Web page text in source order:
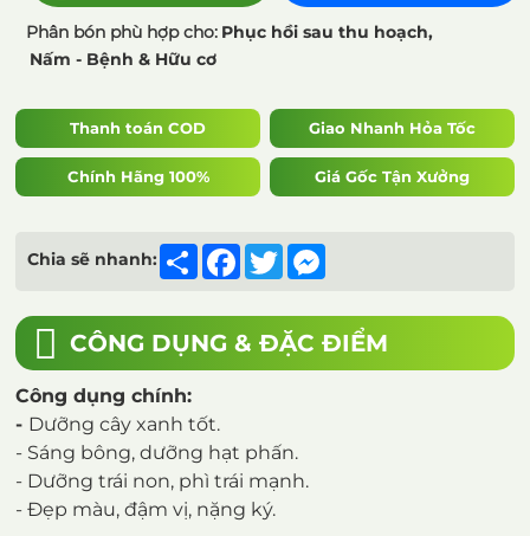
Phân bón phù hợp cho: Phục hồi sau thu hoạch,
Nấm - Bệnh & Hữu cơ
Thanh toán COD Giao Nhanh Hỏa Tốc
Chính Hãng 100% Giá Gốc Tận Xưởng
Chia sẽ nhanh: ShareFacebook
Twitter
CÔNG DỤNG & ĐẶC ĐIỂM
Công dụng chính:
- Dưỡng cây xanh tốt.
- Sáng bông, dưỡng hạt phấn.
- Dưỡng trái non, phì trái mạnh.
- Đẹp màu, đậm vị, nặng ký.